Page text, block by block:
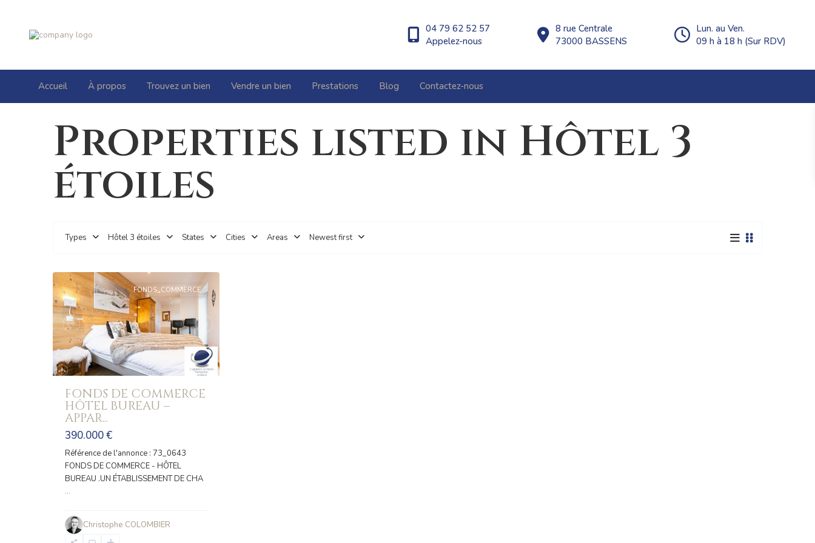
04 79 62 52 57
Appelez-nous
8 rue Centrale
73000 BASSENS
Lun. au Ven.
09 h à 18 h (Sur RDV)
Accueil À propos Trouvez un bien Vendre un bien Prestations Blog Contactez-nous
Properties listed in Hôtel 3
étoiles
Types Hôtel 3 étoiles States Cities Areas Newest first
FONDS_COMMERCE
FONDS DE COMMERCE
HÔTEL BUREAU –
APPAR...
390.000 €
Référence de l'annonce : 73_0643
FONDS DE COMMERCE - HÔTEL
BUREAU .UN ÉTABLISSEMENT DE CHA
...
Christophe COLOMBIER